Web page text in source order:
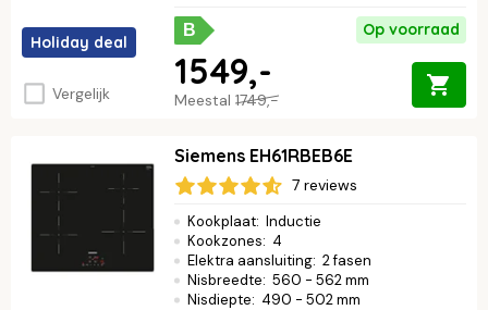
Holiday deal
Vergelijk
B Op voorraad
Meestal 1749,-
1549,-
Siemens EH61RBEB6E
7 reviews
Kookplaat: Inductie
Kookzones: 4
Elektra aansluiting: 2 fasen
Nisbreedte: 560 - 562 mm
Nisdiepte: 490 - 502 mm